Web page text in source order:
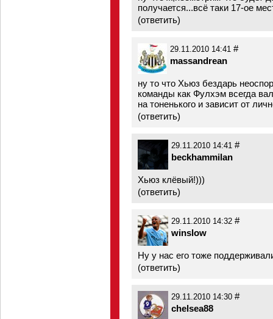
получается...всё таки 17-ое
(ответить)
29.11.2010 14:41 #
massandrean
ну то что Хьюз бездарь
команды как Фулхэм всегда
на тоненького и зависит от
(ответить)
29.11.2010 14:41 #
beckhammilan
Хьюз клёвый!)))
(ответить)
29.11.2010 14:32 #
winslow
Ну у нас его тоже
(ответить)
29.11.2010 14:30 #
chelsea88